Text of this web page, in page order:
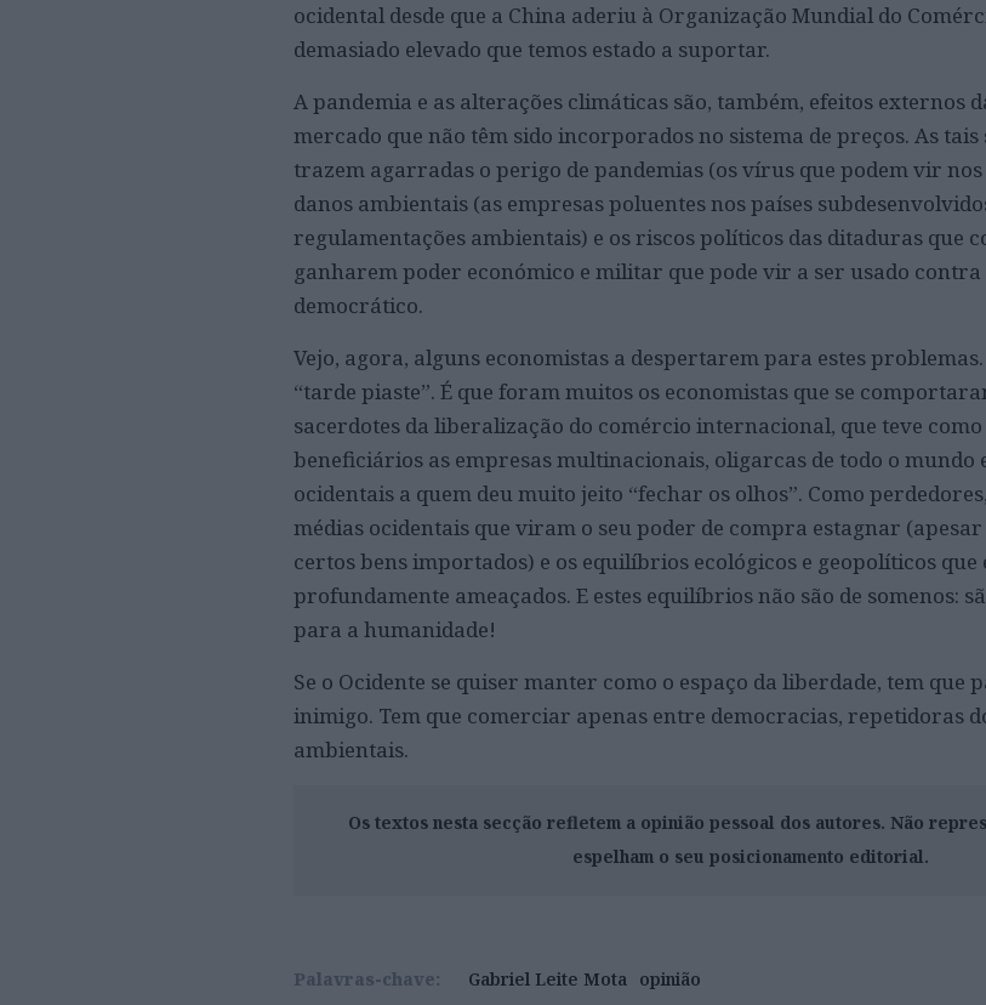
ocidental desde que a China aderiu à Organização Mundial do
demasiado elevado que temos estado a suportar.
A pandemia e as alterações climáticas são, também, efeitos externos
mercado que não têm sido incorporados no sistema de preços. As
trazem agarradas o perigo de pandemias (os vírus que podem vir
danos ambientais (as empresas poluentes nos países
regulamentações ambientais) e os riscos políticos das ditaduras que
ganharem poder económico e militar que pode vir a ser usado contra
democrático.
Vejo, agora, alguns economistas a despertarem para estes
“tarde piaste”. É que foram muitos os economistas que se
sacerdotes da liberalização do comércio internacional, que teve
beneficiários as empresas multinacionais, oligarcas de todo o mundo
ocidentais a quem deu muito jeito “fechar os olhos”. Como
médias ocidentais que viram o seu poder de compra estagnar
certos bens importados) e os equilíbrios ecológicos e geopolíticos que
profundamente ameaçados. E estes equilíbrios não são de somenos:
para a humanidade!
Se o Ocidente se quiser manter como o espaço da liberdade, tem que
inimigo. Tem que comerciar apenas entre democracias, repetidoras
ambientais.
Os textos nesta secção refletem a opinião pessoal dos autores. Não
espelham o seu posicionamento editorial.
Palavras-chave: Gabriel Leite Mota opinião